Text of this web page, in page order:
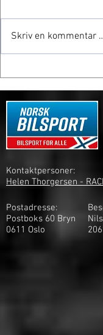
Skriv en kommentar
Postadresse:
Postboks 60 Bryn
0611 Oslo
2
Kontaktpersoner:
Helen Thorgersen -